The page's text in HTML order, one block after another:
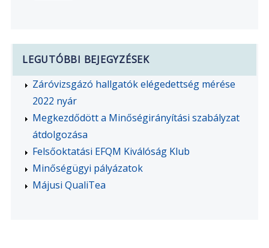
LEGUTÓBBI BEJEGYZÉSEK
Záróvizsgázó hallgatók elégedettség mérése
2022 nyár
Megkezdődött a Minőségirányítási szabályzat
átdolgozása
Felsőoktatási EFQM Kiválóság Klub
Minőségügyi pályázatok
Májusi QualiTea